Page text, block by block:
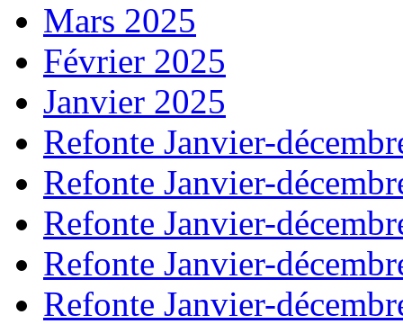
Mars 2025
Février 2025
Janvier 2025
Refonte Janvier-
Refonte Janvier-
Refonte Janvier-
Refonte Janvier-
Refonte Janvier-